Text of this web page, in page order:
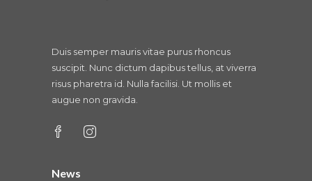
Duis semper mauris vitae purus rhoncus
suscipit. Nunc dictum dapibus tellus, at viverra
risus pharetra id. Nulla facilisi. Ut mollis et
augue non gravida.
News